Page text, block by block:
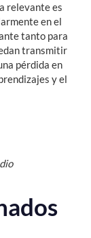
relevante es
en el
tanto para
transmitir
pérdida en
y el